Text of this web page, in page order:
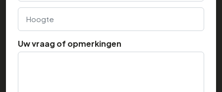
Hoogte
Uw vraag of opmerkingen